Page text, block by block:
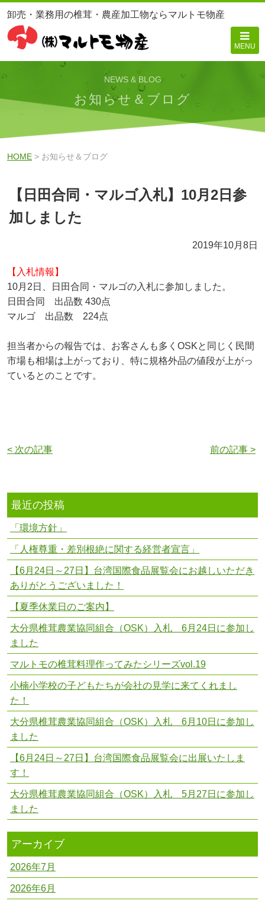
卸売・業務用の椎茸・農産加工物ならマルトモ物産
MENU
NEWS & BLOG
お知らせ＆ブログ
HOME > お知らせ＆ブログ
【日田合同・マルゴ入札】10月2日参
加しました
2019年10月8日
【入札情報】
10月2日、日田合同・マルゴの入札に参加しました。
日田合同 出品数 430点
マルゴ 出品数 224点
担当者からの報告では、お客さんも多くOSKと同じく民間
市場も相場は上がっており、特に規格外品の値段が上がっ
ているとのことです。
< 次の記事 前の記事 >
最近の投稿
「環境方針」
「人権尊重・差別根絶に関する経営者宣言」
【6月24日～27日】台湾国際食品展覧会にお越しいただき
ありがとうございました！
【夏季休業日のご案内】
大分県椎茸農業協同組合（OSK）入札 6月24日に参加し
ました
マルトモの椎茸料理作ってみたシリーズvol.19
小楠小学校の子どもたちが会社の見学に来てくれまし
た！
大分県椎茸農業協同組合（OSK）入札 6月10日に参加し
ました
【6月24日～27日】台湾国際食品展覧会に出展いたしま
す！
大分県椎茸農業協同組合（OSK）入札 5月27日に参加し
ました
アーカイブ
2026年7月
2026年6月